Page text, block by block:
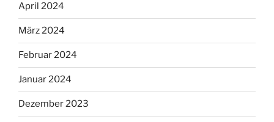
April 2024
März 2024
Februar 2024
Januar 2024
Dezember 2023